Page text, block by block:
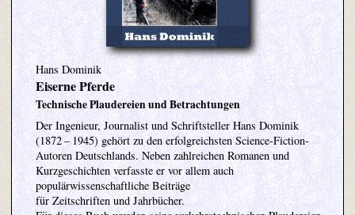
Hans Dominik
Eiserne Pferde
Technische Plaudereien und Betrachtungen
Der Ingenieur, Journalist und Schriftsteller Hans Dominik
(1872 – 1945) gehört zu den erfolgreichsten Science-Fiction-
Autoren Deutschlands. Neben zahlreichen Romanen und
Kurzgeschichten verfasste er vor allem auch
populärwissenschaftliche Beiträge
für Zeitschriften und Jahrbücher.